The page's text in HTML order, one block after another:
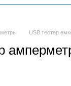
USB тестер